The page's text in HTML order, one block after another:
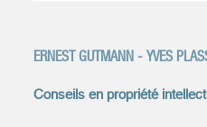
ERNEST GUTMANN - YVES
Conseils en propriété